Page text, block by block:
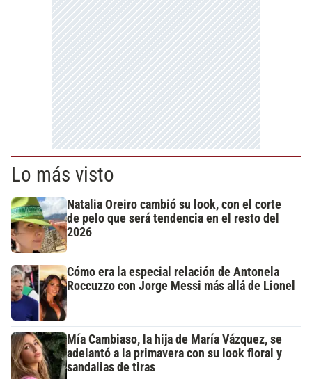
Lo más visto
Natalia Oreiro cambió su look, con el corte
de pelo que será tendencia en el resto del
2026
Cómo era la especial relación de Antonela
Roccuzzo con Jorge Messi más allá de Lionel
Mía Cambiaso, la hija de María Vázquez, se
adelantó a la primavera con su look floral y
sandalias de tiras